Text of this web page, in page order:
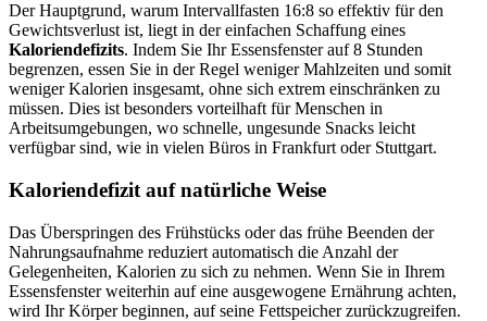
Der Hauptgrund, warum Intervallfasten 16:8 so effektiv für den
Gewichtsverlust ist, liegt in der einfachen Schaffung eines
Kaloriendefizits. Indem Sie Ihr Essensfenster auf 8 Stunden
begrenzen, essen Sie in der Regel weniger Mahlzeiten und somit
weniger Kalorien insgesamt, ohne sich extrem einschränken zu
müssen. Dies ist besonders vorteilhaft für Menschen in
Arbeitsumgebungen, wo schnelle, ungesunde Snacks leicht
verfügbar sind, wie in vielen Büros in Frankfurt oder Stuttgart.
Kaloriendefizit auf natürliche Weise
Das Überspringen des Frühstücks oder das frühe Beenden der
Nahrungsaufnahme reduziert automatisch die Anzahl der
Gelegenheiten, Kalorien zu sich zu nehmen. Wenn Sie in Ihrem
Essensfenster weiterhin auf eine ausgewogene Ernährung achten,
wird Ihr Körper beginnen, auf seine Fettspeicher zurückzugreifen.